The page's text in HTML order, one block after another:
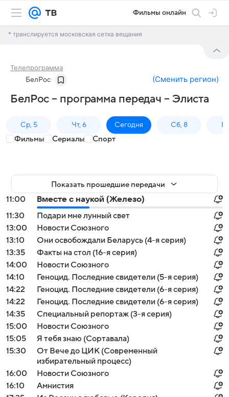
Фильмы онлайн
* транслируется московская сетка вещания
Телепрограмма
БелРос (Сменить регион)
БелРос – программа передач – Элиста
Ср, 5 Чт, 6 Сегодня Сб, 8
Фильмы Сериалы Спорт
Показать прошедшие передачи
11:00
Вместе с наукой (Железо)
11:30
Подари мне лунный свет
13:00
Новости Союзного
13:10
Они освобождали Беларусь (4-я серия)
13:35
Факты на стол (16-я серия)
14:00
Новости Союзного
14:10
Геноцид. Последние свидетели (5-я серия)
14:22
Геноцид. Последние свидетели (6-я серия)
14:22
Геноцид. Последние свидетели (6-я серия)
14:35
Специальный репортаж (3-я серия)
15:00
Новости Союзного
15:05
Я тебя знаю (Сортавала)
15:30
От Вече до ЦИК (Современный
избирательный процесс)
16:00
Новости Союзного
16:10
Амнистия